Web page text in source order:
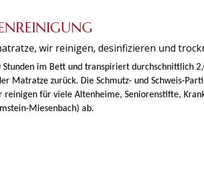
wir reinigen, desinfizieren und
im Bett und transpiriert durchschnittlich
Matratze zurück. Die Schmutz- und Schweis-
für viele Altenheime, Seniorenstifte,
Miesenbach) ab.